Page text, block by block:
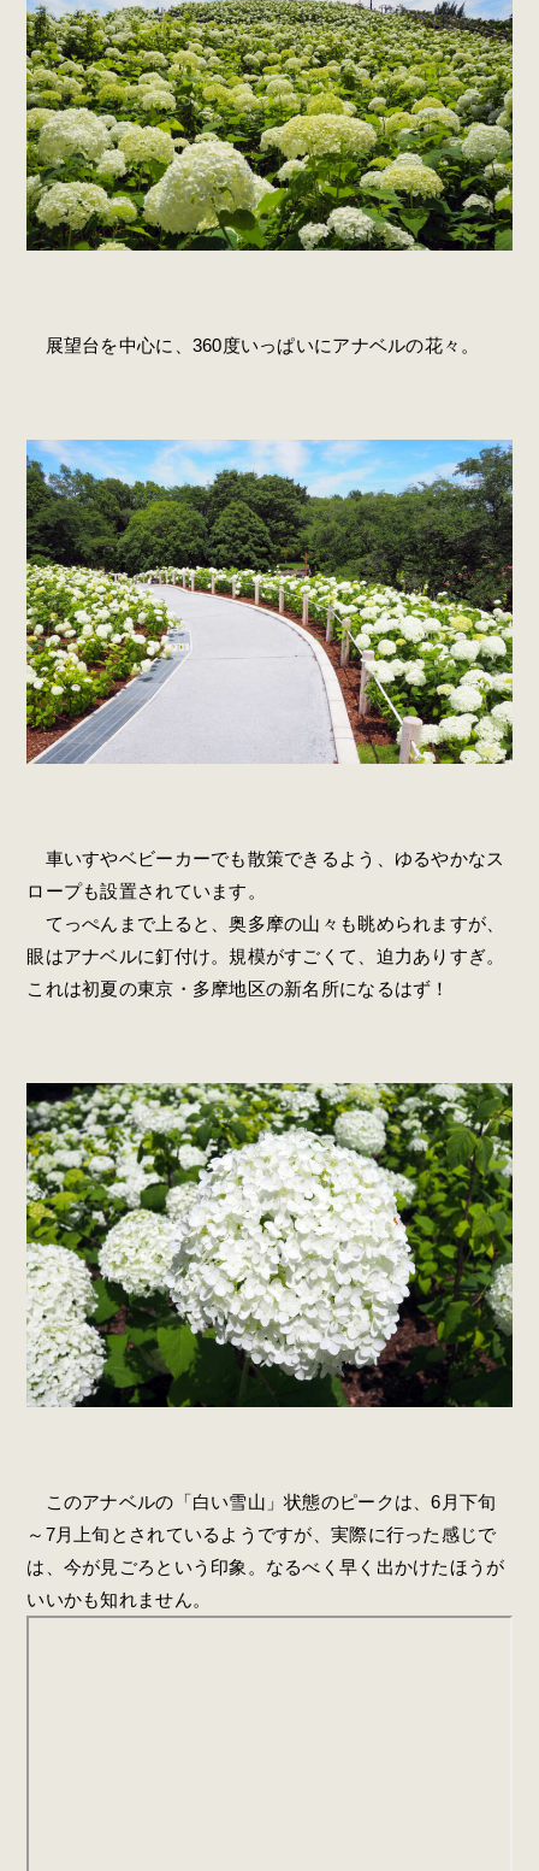
展望台を中心に、360度いっぱいにアナベルの花々。
車いすやベビーカーでも散策できるよう、ゆるやかなス
ロープも設置されています。
てっぺんまで上ると、奥多摩の山々も眺められますが、
眼はアナベルに釘付け。規模がすごくて、迫力ありすぎ。
これは初夏の東京・多摩地区の新名所になるはず！
このアナベルの「白い雪山」状態のピークは、6月下旬
～7月上旬とされているようですが、実際に行った感じで
は、今が見ごろという印象。なるべく早く出かけたほうが
いいかも知れません。